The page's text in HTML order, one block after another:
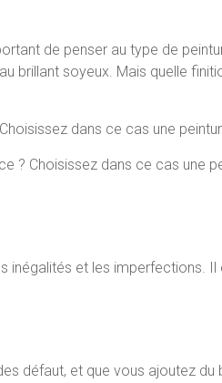
de penser au type de
brillant soyeux. Mais quelle
dans ce cas une
? Choisissez dans ce cas une
inégalités et les imperfections.
défaut, et que vous ajoutez